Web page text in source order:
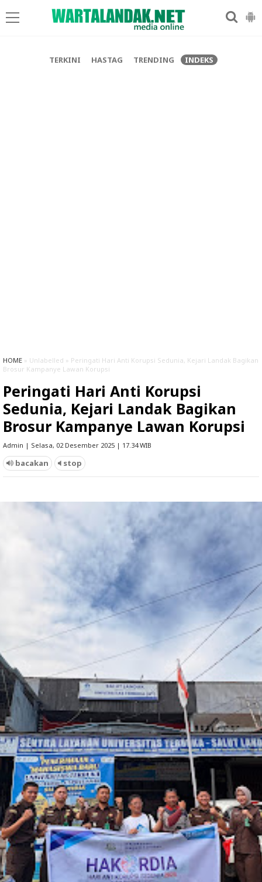
TERKINI HASTAG TRENDING INDEKS
HOME » Unlabelled » Peringati Hari Anti Korupsi Sedunia, Kejari Landak Bagikan
Brosur Kampanye Lawan Korupsi
Peringati Hari Anti Korupsi
Sedunia, Kejari Landak Bagikan
Brosur Kampanye Lawan Korupsi
Admin | Selasa, 02 Desember 2025 | 17.34 WIB
bacakan stop